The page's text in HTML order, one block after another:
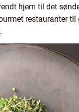
hjem til det
restauranter